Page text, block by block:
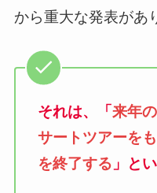
から重大な発表があ
それは、「来年
サートツアーを
を終了する 」と